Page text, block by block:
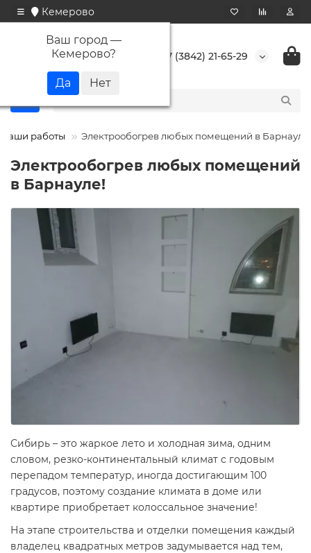
Кемерово
Ваш город —
Кемерово? +7 (3842) 21-65-29
Наши работы Электрообогрев любых помещений в Барнауле!
Электрообогрев любых помещений
в Барнауле!
Сибирь – это жаркое лето и холодная зима, одним
словом, резко-континентальный климат с годовым
перепадом температур, иногда достигающим 100
градусов, поэтому создание климата в доме или
квартире приобретает колоссальное значение!
На этапе строительства и отделки помещения каждый
владелец квадратных метров задумывается над тем,